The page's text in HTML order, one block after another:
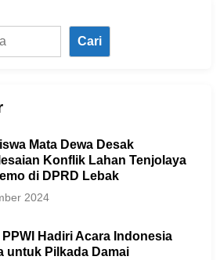
Cari
Mata Dewa Desak
Konflik Lahan Tenjolaya
di DPRD Lebak
2024
PPWI Hadiri Acara Indonesia
untuk Pilkada Damai